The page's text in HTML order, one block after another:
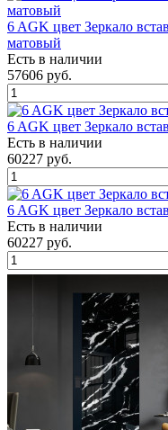
6 AGK цвет Зеркало
матовый
Есть в наличии
57606 руб.
6 AGK цвет Зеркало
Есть в наличии
60227 руб.
6 AGK цвет Зеркало
Есть в наличии
60227 руб.